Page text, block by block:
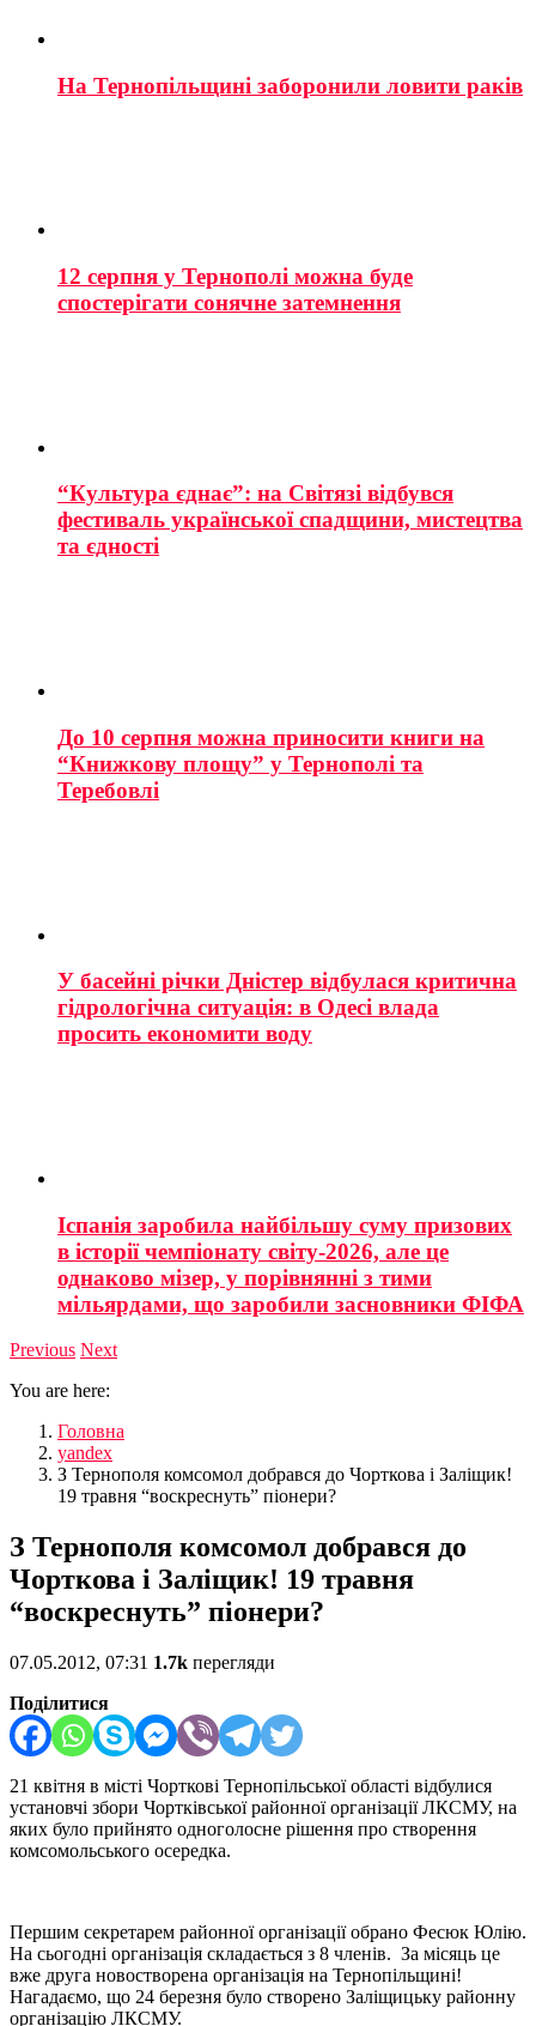
На Тернопільщині заборонили ловити раків
12 серпня у Тернополі можна буде
спостерігати сонячне затемнення
“Культура єднає”: на Світязі відбувся
фестиваль української спадщини, мистецтва
та єдності
До 10 серпня можна приносити книги на
“Книжкову площу” у Тернополі та
Теребовлі
У басейні річки Дністер відбулася критична
гідрологічна ситуація: в Одесі влада
просить економити воду
Іспанія заробила найбільшу суму призових
в історії чемпіонату світу-2026, але це
однаково мізер, у порівнянні з тими
мільярдами, що заробили засновники ФІФА
Previous Next
You are here:
Головна
yandex
З Тернополя комсомол добрався до Чорткова і Заліщик!
19 травня “воскреснуть” піонери?
З Тернополя комсомол добрався до
Чорткова і Заліщик! 19 травня
“воскреснуть” піонери?
07.05.2012, 07:31 1.7k перегляди
Поділитися
21 квітня в місті Чорткові Тернопільської області відбулися
установчі збори Чортківської районної організації ЛКСМУ, на
яких було прийнято одноголосне рішення про створення
комсомольського осередка.
Першим секретарем районної організації обрано Фесюк Юлію.
На сьогодні організація складається з 8 членів. За місяць це
вже друга новостворена організація на Тернопільщині!
Нагадаємо, що 24 березня було створено Заліщицьку районну
організацію ЛКСМУ.